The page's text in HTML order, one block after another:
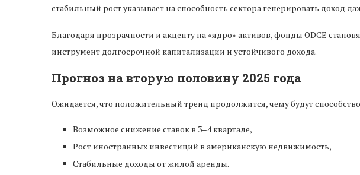
стабильный рост указывает на способность сектора генерировать доход
Благодаря прозрачности и акценту на «ядро» активов, фонды ODCE
инструмент долгосрочной капитализации и устойчивого дохода.
Прогноз на вторую половину 2025 года
Ожидается, что положительный тренд продолжится, чему будут
Возможное снижение ставок в 3–4 квартале,
Рост иностранных инвестиций в американскую недвижимость,
Стабильные доходы от жилой аренды.